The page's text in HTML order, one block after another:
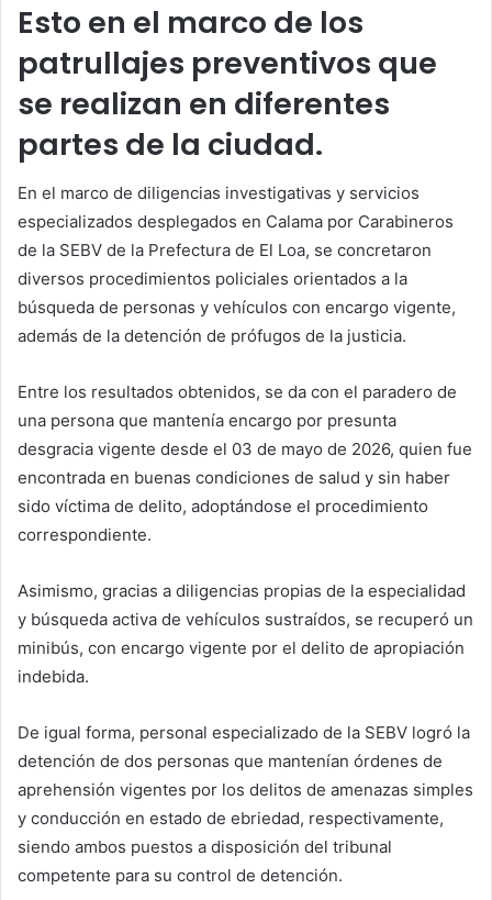
Esto en el marco de los
patrullajes preventivos que
se realizan en diferentes
partes de la ciudad.
En el marco de diligencias investigativas y servicios
especializados desplegados en Calama por Carabineros
de la SEBV de la Prefectura de El Loa, se concretaron
diversos procedimientos policiales orientados a la
búsqueda de personas y vehículos con encargo vigente,
además de la detención de prófugos de la justicia.
Entre los resultados obtenidos, se da con el paradero de
una persona que mantenía encargo por presunta
desgracia vigente desde el 03 de mayo de 2026, quien fue
encontrada en buenas condiciones de salud y sin haber
sido víctima de delito, adoptándose el procedimiento
correspondiente.
Asimismo, gracias a diligencias propias de la especialidad
y búsqueda activa de vehículos sustraídos, se recuperó un
minibús, con encargo vigente por el delito de apropiación
indebida.
De igual forma, personal especializado de la SEBV logró la
detención de dos personas que mantenían órdenes de
aprehensión vigentes por los delitos de amenazas simples
y conducción en estado de ebriedad, respectivamente,
siendo ambos puestos a disposición del tribunal
competente para su control de detención.